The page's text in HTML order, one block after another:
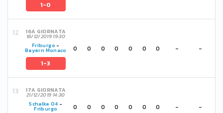
1-0
16A GIORNATA
18/12/2019 19:30
Friburgo -
Bayern Monaco
1-3
0 0 0 0 0 0 0 - -
17A GIORNATA
21/12/2019 14:30
Schalke 04 -
Friburgo 0 0 0 0 0 0 0 - -